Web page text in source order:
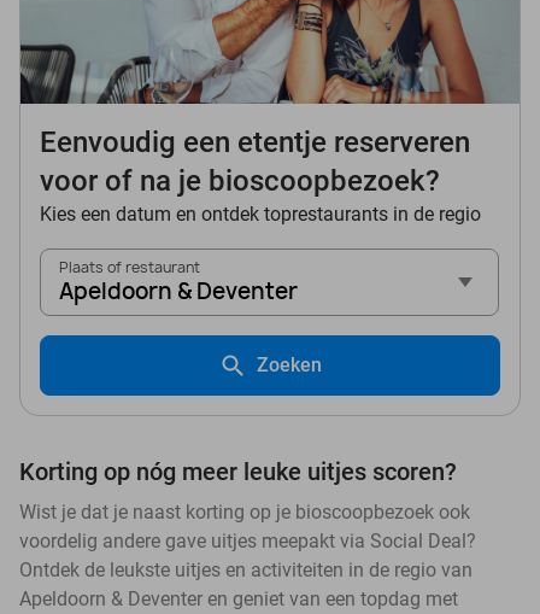
Eenvoudig een etentje reserveren
voor of na je bioscoopbezoek?
Kies een datum en ontdek toprestaurants in de regio
Plaats of restaurant
Apeldoorn & Deventer
Zoeken
Korting op nóg meer leuke uitjes scoren?
Wist je dat je naast korting op je bioscoopbezoek ook
voordelig andere gave uitjes meepakt via Social Deal?
Ontdek de leukste uitjes en activiteiten in de regio van
Apeldoorn & Deventer en geniet van een topdag met